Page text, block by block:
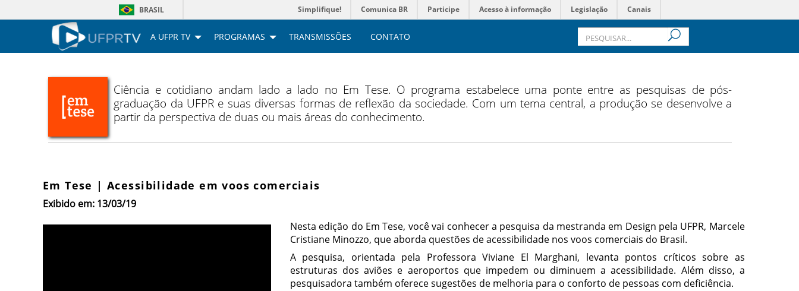
BRASIL Simplifique! Comunica BR Participe Acesso à informação Legislação Canais
A UFPR TV PROGRAMAS TRANSMISSÕES CONTATO
Ciência e cotidiano andam lado a lado no Em Tese. O programa estabelece uma ponte entre as pesquisas de pós-
graduação da UFPR e suas diversas formas de reflexão da sociedade. Com um tema central, a produção se desenvolve a
partir da perspectiva de duas ou mais áreas do conhecimento.
Em Tese | Acessibilidade em voos comerciais
Exibido em: 13/03/19
Nesta edição do Em Tese, você vai conhecer a pesquisa da mestranda em Design pela UFPR, Marcele
Cristiane Minozzo, que aborda questões de acessibilidade nos voos comerciais do Brasil.
A pesquisa, orientada pela Professora Viviane El Marghani, levanta pontos críticos sobre as
estruturas dos aviões e aeroportos que impedem ou diminuem a acessibilidade. Além disso, a
pesquisadora também oferece sugestões de melhoria para o conforto de pessoas com deficiência.